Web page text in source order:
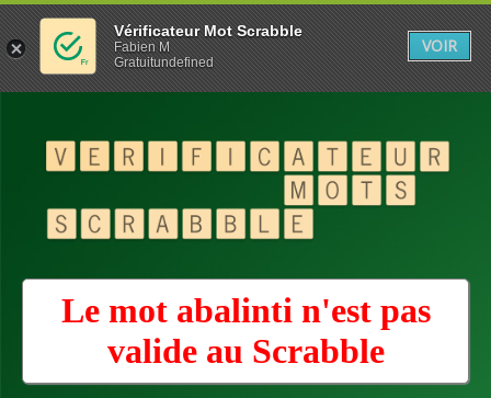
Le mot abalinti n'est pas
valide au Scrabble
Vérificateur Mot Scrabble
Fabien M
Gratuitundefined
VOIR